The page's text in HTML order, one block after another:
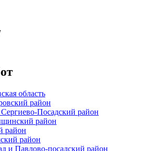
область
район
Посадский район
район
район
район
и Павлово-посадский район